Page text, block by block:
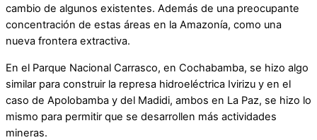
cambio de algunos existentes. Además de una preocupante
concentración de estas áreas en la Amazonía, como una
nueva frontera extractiva.
En el Parque Nacional Carrasco, en Cochabamba, se hizo algo
similar para construir la represa hidroeléctrica Ivirizu y en el
caso de Apolobamba y del Madidi, ambos en La Paz, se hizo lo
mismo para permitir que se desarrollen más actividades
mineras.